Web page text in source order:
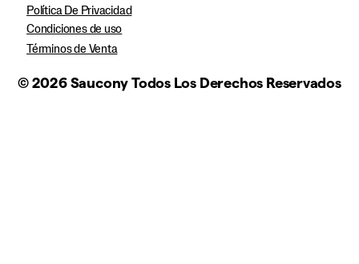
Política De Privacidad
Condiciones de uso
Términos de Venta
© 2026 Saucony Todos Los Derechos Reservados